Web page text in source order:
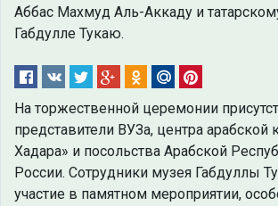
Аббас Махмуд Аль-Аккаду и
Габдулле Тукаю.
На торжественной церемонии
представители ВУЗа, центра арабской
Хадара» и посольства Арабской
России. Сотрудники музея Габдуллы
участие в памятном мероприятии,